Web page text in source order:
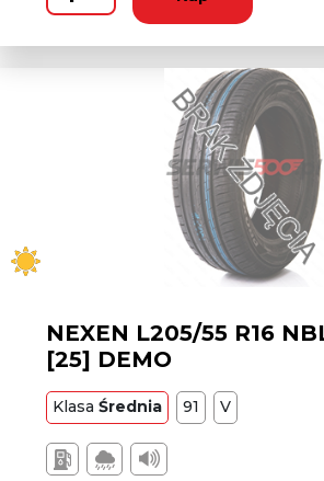
NEXEN L205/55 R16
[25] DEMO
KlasaŚrednia 91 V